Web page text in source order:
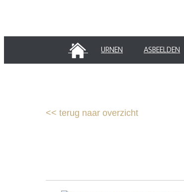
HOME URNEN ASBEELDEN
<< terug naar overzicht